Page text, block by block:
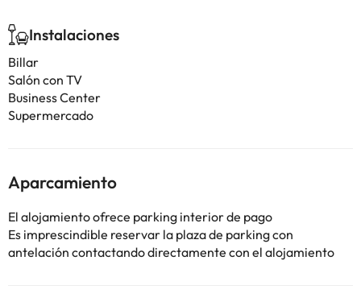
Instalaciones
Billar
Salón con TV
Business Center
Supermercado
Aparcamiento
El alojamiento ofrece parking interior de pago
Es imprescindible reservar la plaza de parking con
antelación contactando directamente con el alojamiento